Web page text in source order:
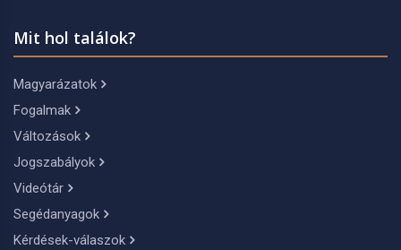
Mit hol találok?
Magyarázatok
Fogalmak
Változások
Jogszabályok
Videótár
Segédanyagok
Kérdések-válaszok